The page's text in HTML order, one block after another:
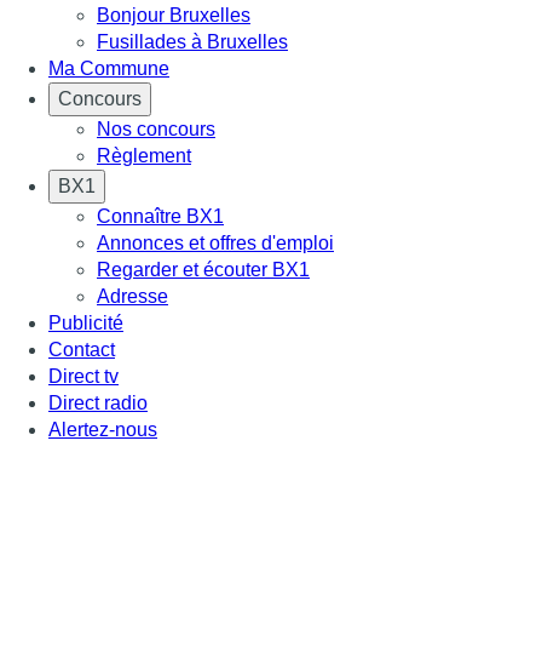
Bonjour Bruxelles
Fusillades à Bruxelles
Ma Commune
Concours
Nos concours
Règlement
BX1
Connaître BX1
Annonces et offres d'emploi
Regarder et écouter BX1
Adresse
Publicité
Contact
Direct tv
Direct radio
Alertez-nous